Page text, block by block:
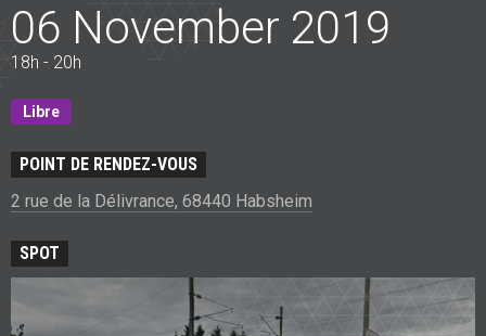
06 November 2019
18h - 20h
Libre
POINT DE RENDEZ-VOUS
2 rue de la Délivrance, 68440 Habsheim
SPOT